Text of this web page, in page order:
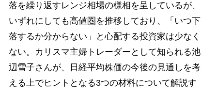
落を繰り返すレンジ相場の様相を呈しているが、
いずれにしても高値圏を推移しており、「いつ下
落するか分からない」と心配する投資家は少なく
ない。カリスマ主婦トレーダーとして知られる池
辺雪子さんが、日経平均株価の今後の見通しを考
える上でヒントとなる3つの材料について解説す